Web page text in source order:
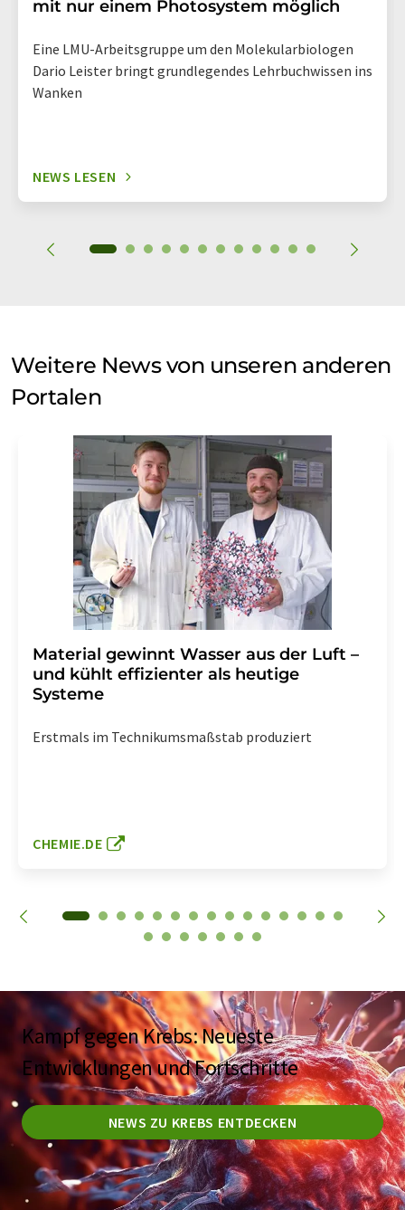
mit nur einem Photosystem möglich
Eine LMU-Arbeitsgruppe um den Molekularbiologen
Dario Leister bringt grundlegendes Lehrbuchwissen ins
Wanken
NEWS LESEN
Weitere News von unseren anderen
Portalen
Material gewinnt Wasser aus der Luft –
und kühlt effizienter als heutige
Systeme
Erstmals im Technikumsmaßstab produziert
CHEMIE.DE
Kampf gegen Krebs: Neueste
Entwicklungen und Fortschritte
NEWS ZU KREBS ENTDECKEN